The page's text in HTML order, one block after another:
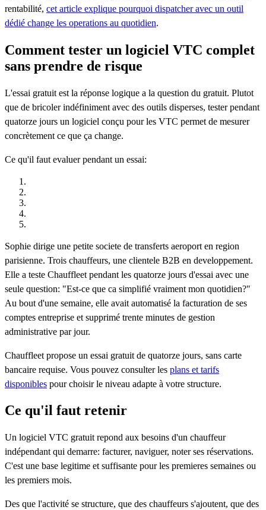
rentabilité, cet article explique pourquoi dispatcher avec un outil
dédié change les operations au quotidien.
Comment tester un logiciel VTC complet
sans prendre de risque
L'essai gratuit est la réponse logique a la question du gratuit. Plutot
que de bricoler indéfiniment avec des outils disperses, tester pendant
quatorze jours un logiciel conçu pour les VTC permet de mesurer
concrètement ce que ça change.
Ce qu'il faut evaluer pendant un essai:
Sophie dirige une petite societe de transferts aeroport en region
parisienne. Trois chauffeurs, une clientele B2B en developpement.
Elle a teste Chauffleet pendant les quatorze jours d'essai avec une
seule question: "Est-ce que ca simplifié vraiment mon quotidien?"
Au bout d'une semaine, elle avait automatisé la facturation de ses
comptes entreprise et supprimé trente minutes de gestion
administrative par jour.
Chauffleet propose un essai gratuit de quatorze jours, sans carte
bancaire requise. Vous pouvez consulter les plans et tarifs
disponibles pour choisir le niveau adapte à votre structure.
Ce qu'il faut retenir
Un logiciel VTC gratuit repond aux besoins d'un chauffeur
indépendant qui demarre: facturer, naviguer, noter ses réservations.
C'est une base legitime et suffisante pour les premieres semaines ou
les premiers mois.
Des que l'activité se structure, que des chauffeurs s'ajoutent, que des